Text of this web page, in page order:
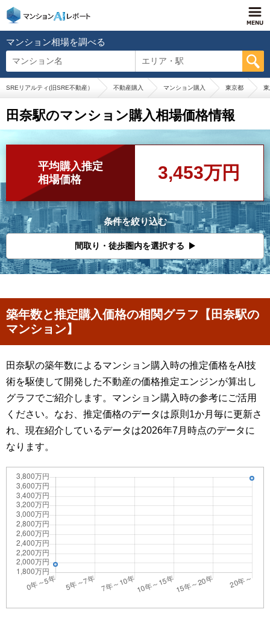
マンション相場を調べる
マンション名 エリア・駅
SREリアルティ(旧SRE不動産） 不動産購入 マンション購入 東京都
田奈駅のマンション購入相場価格情報
平均購入推定
相場価格
3,453万円
条件を絞り込む
間取り・徒歩圏内を選択する
築年数と推定購入価格の相関グラフ【田奈駅の
マンション】
田奈駅の築年数によるマンション購入時の推定価格をAI技
術を駆使して開発した不動産の価格推定エンジンが算出し
グラフでご紹介します。マンション購入時の参考にご活用
ください。なお、推定価格のデータは原則1か月毎に更新さ
れ、現在紹介しているデータは2026年7月時点のデータに
なります。